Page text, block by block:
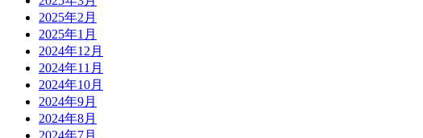
2025年2月
2025年1月
2024年12月
2024年11月
2024年10月
2024年9月
2024年8月